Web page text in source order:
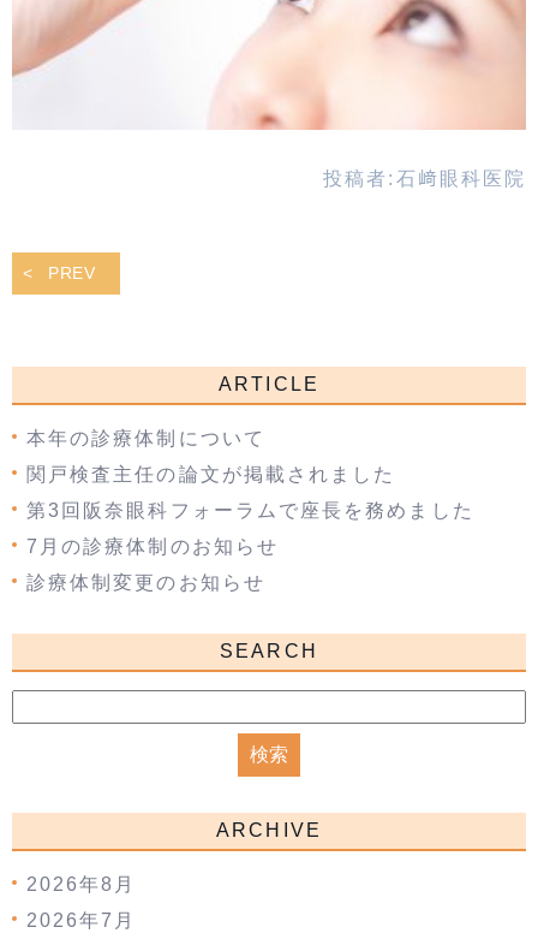
投稿者: 石﨑眼科医院
PREV
ARTICLE
本年の診療体制について
関戸検査主任の論文が掲載されました
第3回阪奈眼科フォーラムで座長を務めました
7月の診療体制のお知らせ
診療体制変更のお知らせ
SEARCH
ARCHIVE
2026年8月
2026年7月